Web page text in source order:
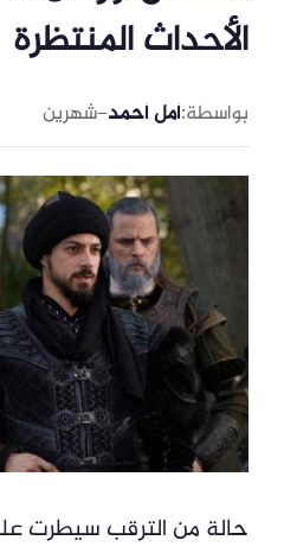
الأحداث المنتظرة
بواسطة:أمل أحمد–شهرين
حالة من الترقب سيطرت